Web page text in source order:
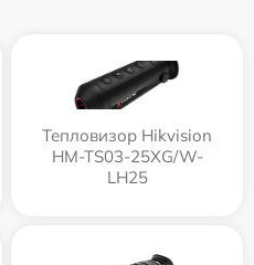
Тепловизор Hikvision
HM-TS03-25XG/W-
LH25